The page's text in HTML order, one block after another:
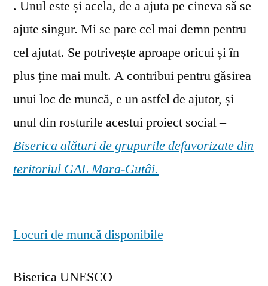
. Unul este și acela, de a ajuta pe cineva să se
ajute singur. Mi se pare cel mai demn pentru
cel ajutat. Se potrivește aproape oricui și în
plus ține mai mult. A contribui pentru găsirea
unui loc de muncă, e un astfel de ajutor, și
unul din rosturile acestui proiect social –
Biserica alături de grupurile defavorizate din
teritoriul GAL Mara-Gutâi.
Locuri de muncă disponibile
Biserica UNESCO